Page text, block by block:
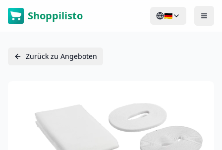
Shoppilisto 🇩🇪
Zurück zu Angeboten